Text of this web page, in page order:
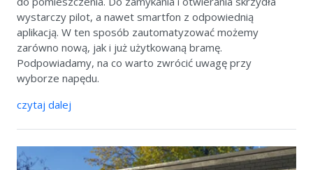
wystarczy pilot, a nawet smartfon z odpowiednią
aplikacją. W ten sposób zautomatyzować możemy
zarówno nową, jak i już użytkowaną bramę.
Podpowiadamy, na co warto zwrócić uwagę przy
wyborze napędu.
czytaj dalej